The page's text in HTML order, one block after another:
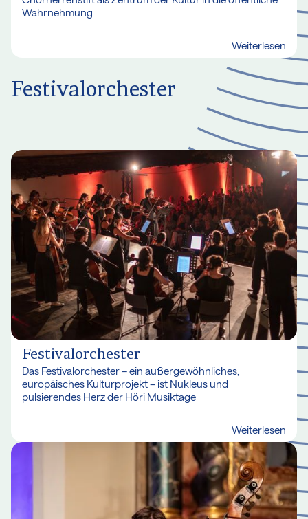
Wahrnehmung
Weiterlesen
Festivalorchester
Festivalorchester
Das Festivalorchester – ein außergewöhnliches,
europäisches Kulturprojekt – ist Nukleus und
pulsierendes Herz der Höri Musiktage
Weiterlesen